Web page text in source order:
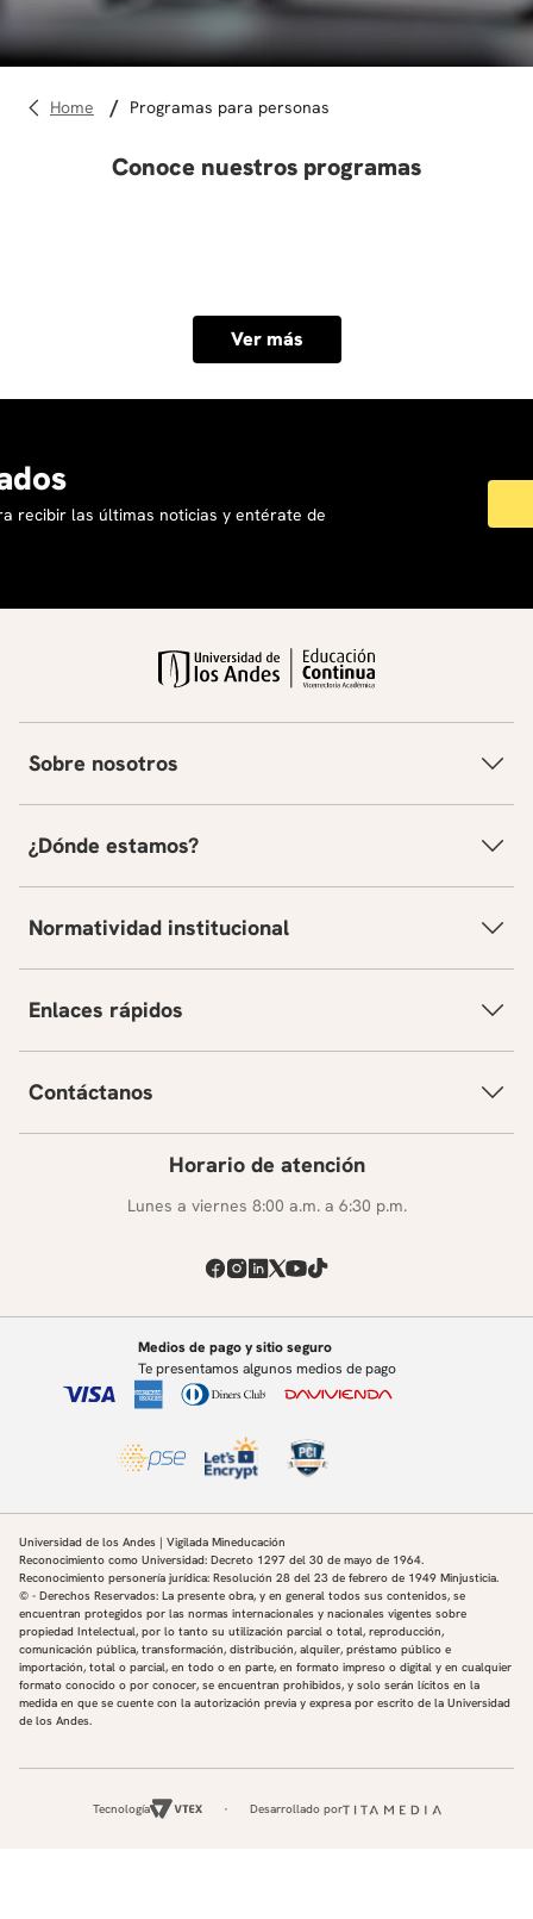
derecho
programas para personas
Conoce nuestros programas
Ver más
recibir las últimas noticias y entérate de
Sobre nosotros
¿Dónde estamos?
Normatividad institucional
Enlaces rápidos
Contáctanos
Horario de atención
Lunes a viernes 8:00 a.m. a 6:30 p.m.
Medios de pago y sitio seguro
Te presentamos algunos medios de pago
Universidad de los Andes | Vigilada Mineducación
Reconocimiento como Universidad: Decreto 1297 del 30 de mayo de 1964.
Reconocimiento personería jurídica: Resolución 28 del 23 de febrero de 1949 Minjusticia.
© - Derechos Reservados: La presente obra, y en general todos sus contenidos, se
encuentran protegidos por las normas internacionales y nacionales vigentes sobre
propiedad Intelectual, por lo tanto su utilización parcial o total, reproducción,
comunicación pública, transformación, distribución, alquiler, préstamo público e
importación, total o parcial, en todo o en parte, en formato impreso o digital y en cualquier
formato conocido o por conocer, se encuentran prohibidos, y solo serán lícitos en la
medida en que se cuente con la autorización previa y expresa por escrito de la Universidad
de los Andes.
Tecnología Desarrollado por